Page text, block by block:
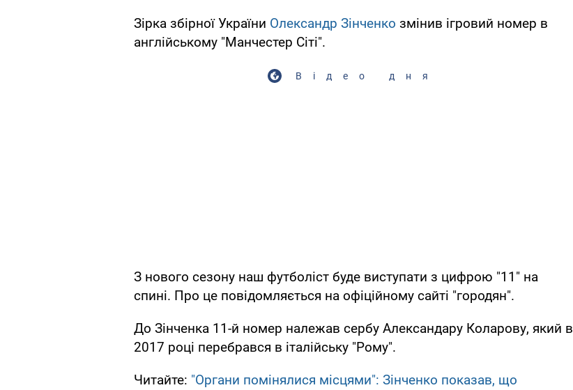
Зірка збірної України Олександр Зінченко змінив ігровий номер в
англійському "Манчестер Сіті".
Відео дня
З нового сезону наш футболіст буде виступати з цифрою "11" на
спині. Про це повідомляється на офіційному сайті "городян".
До Зінченка 11-й номер належав сербу Александару Коларову, який в
2017 році перебрався в італійську "Рому".
Читайте: "Органи помінялися місцями": Зінченко показав, що